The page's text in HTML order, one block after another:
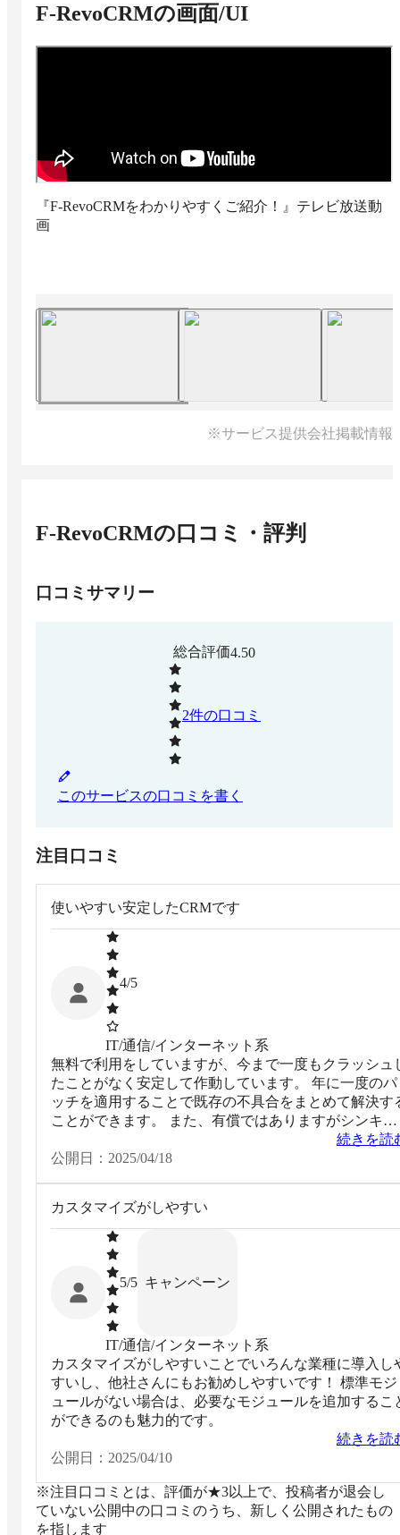
F-RevoCRMの画面/UI
『F-RevoCRMをわかりやすくご紹介！』テレビ放送動
画
※サービス提供会社掲載情報
F-RevoCRMの口コミ・評判
口コミサマリー
総合評価4.50
2件の口コミ
このサービスの口コミを書く
注目口コミ
使いやすい安定したCRMです
4/5
IT/通信/インターネット系
無料で利用をしていますが、今まで一度もクラッシュ
たことがなく安定して作動しています。 年に一度のパ
ッチを適用することで既存の不具合をまとめて解決す
ことができます。 また、有償ではありますがシンキン
グリード様と保守契約を結ぶことで細かな問合せや不
合修正の対応も迅速に行っていただいているので安心
続きを読
公開日： 2025/04/18
カスタマイズがしやすい
5/5 キャンペーン
IT/通信/インターネット系
カスタマイズがしやすいことでいろんな業種に導入し
すいし、他社さんにもお勧めしやすいです！ 標準モジ
ュールがない場合は、必要なモジュールを追加するこ
ができるのも魅力的です。
続きを読
公開日： 2025/04/10
※注目口コミとは、評価が★3以上で、投稿者が退会し
ていない公開中の口コミのうち、新しく公開されたもの
を指します